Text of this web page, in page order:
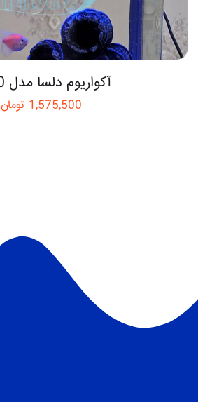
آکواریوم دلسا مدل k250
1,575,500 تومان